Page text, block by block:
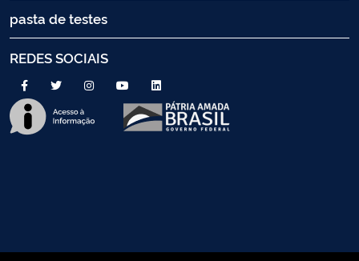
pasta de testes
REDES SOCIAIS